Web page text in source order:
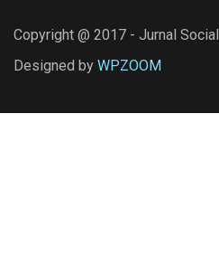
Copyright @ 2017 - Jurnal Social
Designed by WPZOOM